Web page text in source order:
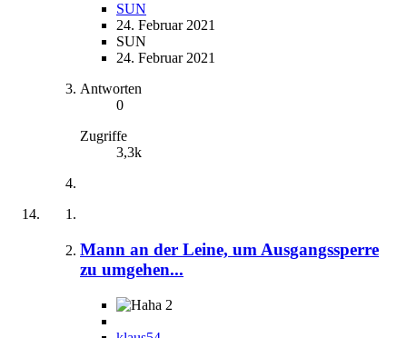
SUN
24. Februar 2021
SUN
24. Februar 2021
Antworten
0
Zugriffe
3,3k
Mann an der Leine, um Ausgangssperre
zu umgehen...
2